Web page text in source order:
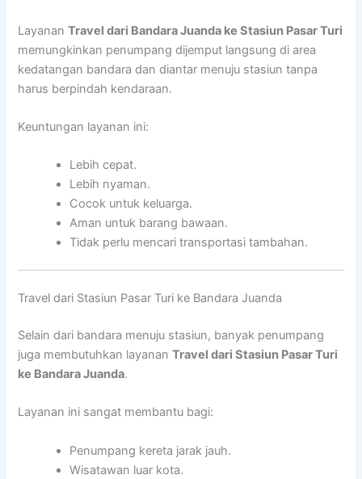
LayananTravel dari Bandara Juanda ke Stasiun Pasar Turi
memungkinkan penumpang dijemput langsung di area
kedatangan bandara dan diantar menuju stasiun tanpa
harus berpindah kendaraan.
Keuntungan layanan ini:
Lebih cepat.
Lebih nyaman.
Cocok untuk keluarga.
Aman untuk barang bawaan.
Tidak perlu mencari transportasi tambahan.
Travel dari Stasiun Pasar Turi ke Bandara Juanda
Selain dari bandara menuju stasiun, banyak penumpang
juga membutuhkan layananTravel dari Stasiun Pasar Turi
ke Bandara Juanda.
Layanan ini sangat membantu bagi:
Penumpang kereta jarak jauh.
Wisatawan luar kota.